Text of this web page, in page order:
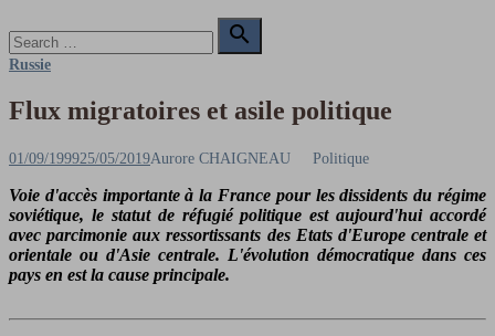
for:

Search
Russie
Flux migratoires et asile politique
Posted
01/09/199925/05/2019Author
Aurore CHAIGNEAU Politique
Voie d'accès importante à la France pour les dissidents du régime
soviétique, le statut de réfugié politique est aujourd'hui accordé
avec parcimonie aux ressortissants des Etats d'Europe centrale et
orientale ou d'Asie centrale. L'évolution démocratique dans ces
pays en est la cause principale.